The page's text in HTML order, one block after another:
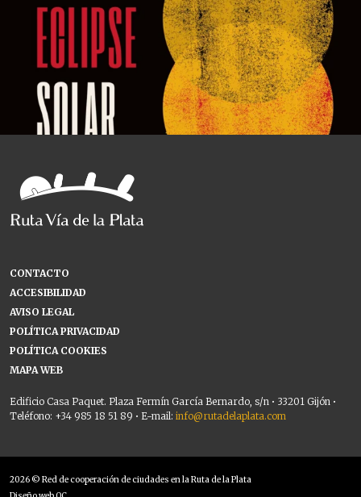
CONTACTO
ACCESIBILIDAD
AVISO LEGAL
POLÍTICA PRIVACIDAD
POLÍTICA COOKIES
MAPA WEB
Edificio Casa Paquet. Plaza Fermín García Bernardo, s/n • 33201 Gijón •
Teléfono: +34 985 18 51 89 • E-mail: info@rutadelaplata.com
2026 © Red de cooperación de ciudades en la Ruta de la Plata